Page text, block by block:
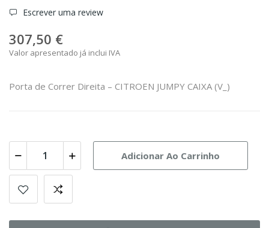
Escrever uma review
307,50 €
Valor apresentado já inclui IVA
Porta de Correr Direita – CITROEN JUMPY CAIXA (V_)
Adicionar Ao Carrinho